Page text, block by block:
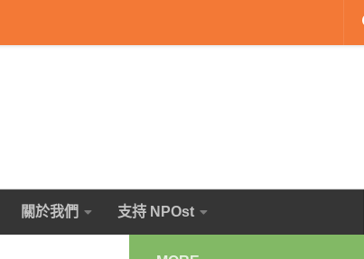
關於我們 支持 NPOst